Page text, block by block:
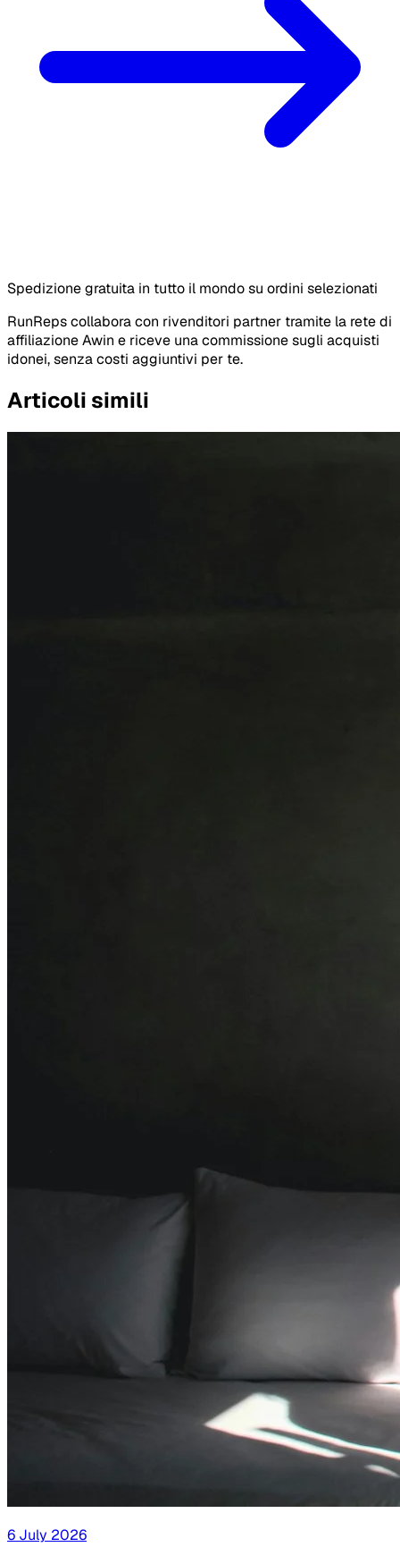
Spedizione gratuita in tutto il mondo su ordini selezionati
RunReps collabora con rivenditori partner tramite la rete di
affiliazione Awin e riceve una commissione sugli acquisti
idonei, senza costi aggiuntivi per te.
Articoli simili
6 July 2026